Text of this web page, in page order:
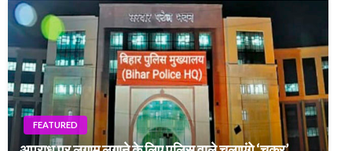
FEATURED